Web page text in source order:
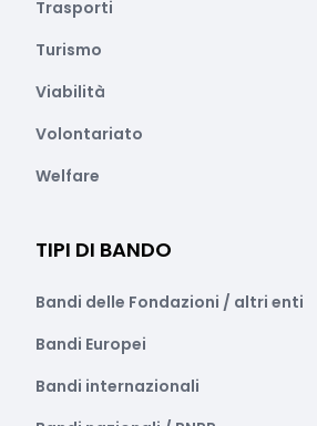
Trasporti
Turismo
Viabilità
Volontariato
Welfare
TIPI DI BANDO
Bandi delle Fondazioni / altri enti
Bandi Europei
Bandi internazionali